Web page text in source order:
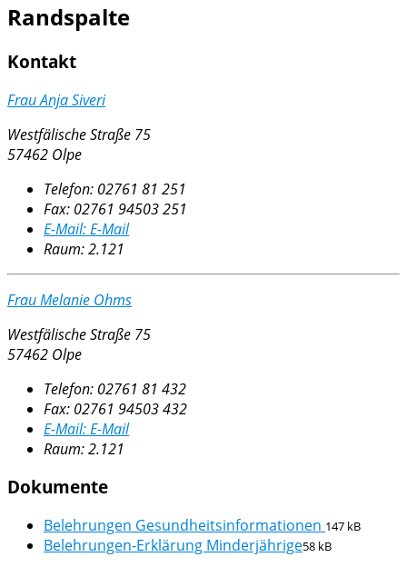
Randspalte
Kontakt
Frau Anja Siveri
Westfälische Straße 75
57462 Olpe
Telefon: 02761 81 251
Fax: 02761 94503 251
E-Mail:E-Mail
Raum: 2.121
Frau Melanie Ohms
Westfälische Straße 75
57462 Olpe
Telefon: 02761 81 432
Fax: 02761 94503 432
E-Mail:E-Mail
Raum: 2.121
Dokumente
Belehrungen Gesundheitsinformationen 147 kB
Belehrungen-Erklärung Minderjährige58 kB